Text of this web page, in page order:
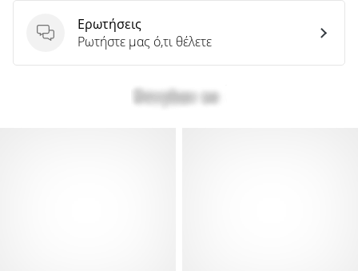
Ερωτήσεις
Ερωτήσεις
Ρωτήστε μας ό,τι θέλετε